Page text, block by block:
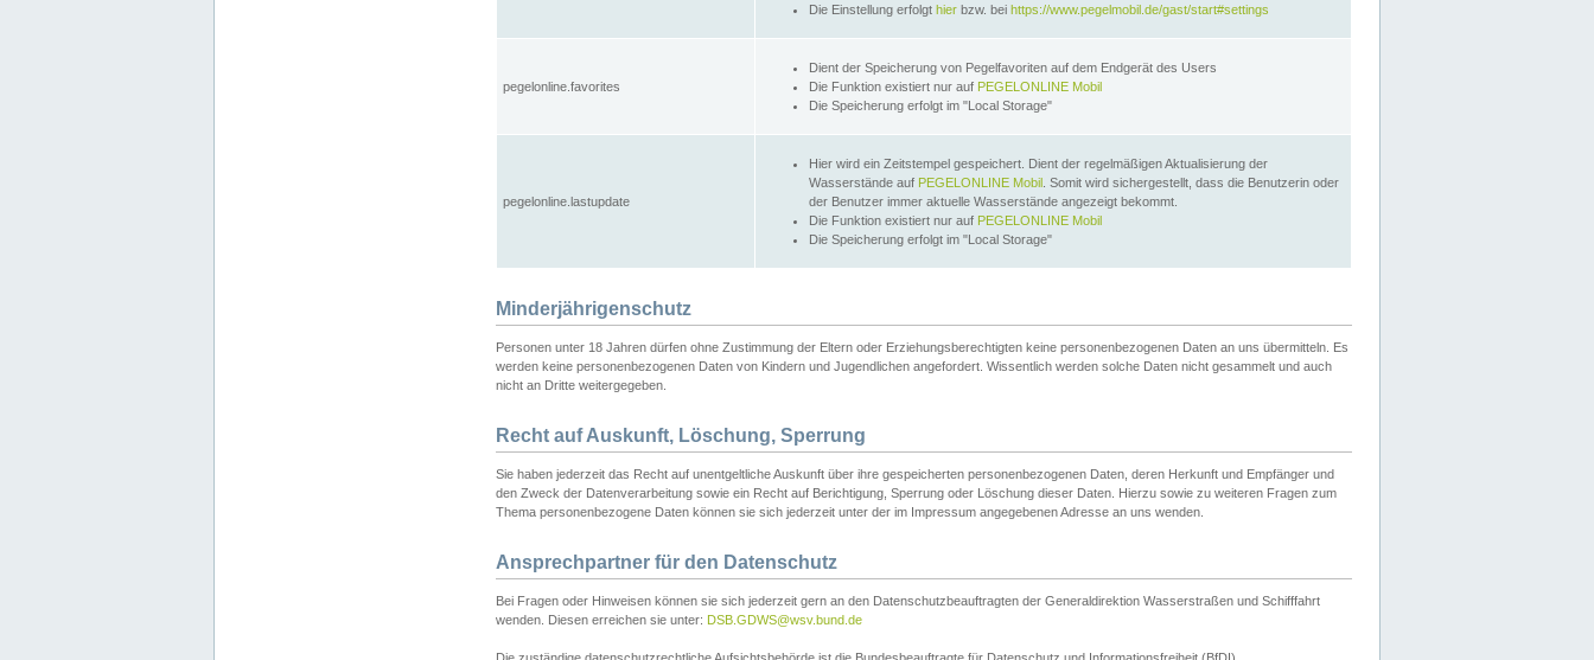
Die Einstellung erfolgt hier bzw. bei https://www.pegelmobil.de/gast/start#settings
pegelonline.favorites
Dient der Speicherung von Pegelfavoriten auf dem Endgerät des Users
Die Funktion existiert nur auf PEGELONLINE Mobil
Die Speicherung erfolgt im "Local Storage"
pegelonline.lastupdate
Hier wird ein Zeitstempel gespeichert. Dient der regelmäßigen Aktualisierung der
Wasserstände auf PEGELONLINE Mobil . Somit wird sichergestellt, dass die Benutzerin oder
der Benutzer immer aktuelle Wasserstände angezeigt bekommt.
Die Funktion existiert nur auf PEGELONLINE Mobil
Die Speicherung erfolgt im "Local Storage"
Minderjährigenschutz
Personen unter 18 Jahren dürfen ohne Zustimmung der Eltern oder Erziehungsberechtigten keine personenbezogenen Daten an uns übermitteln. Es
werden keine personenbezogenen Daten von Kindern und Jugendlichen angefordert. Wissentlich werden solche Daten nicht gesammelt und auch
nicht an Dritte weitergegeben.
Recht auf Auskunft, Löschung, Sperrung
Sie haben jederzeit das Recht auf unentgeltliche Auskunft über ihre gespeicherten personenbezogenen Daten, deren Herkunft und Empfänger und
den Zweck der Datenverarbeitung sowie ein Recht auf Berichtigung, Sperrung oder Löschung dieser Daten. Hierzu sowie zu weiteren Fragen zum
Thema personenbezogene Daten können sie sich jederzeit unter der im Impressum angegebenen Adresse an uns wenden.
Ansprechpartner für den Datenschutz
Bei Fragen oder Hinweisen können sie sich jederzeit gern an den Datenschutzbeauftragten der Generaldirektion Wasserstraßen und Schifffahrt
wenden. Diesen erreichen sie unter: DSB.GDWS@wsv.bund.de